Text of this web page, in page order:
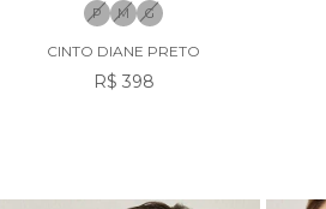
P M G
CINTO DIANE PRETO
R$ 398